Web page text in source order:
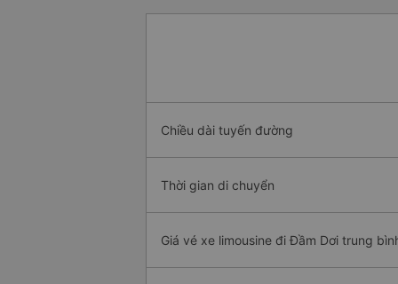
Chiều dài tuyến đường
Thời gian di chuyển
Giá vé xe limousine đi Đầm Dơi trung